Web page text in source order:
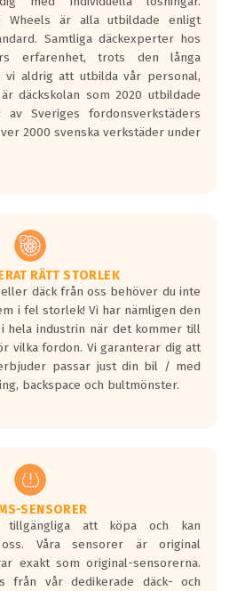
och F är den
ut för
där däcken
där det ligger
på
h brukar
det finnas
vågar. Hög
svarta vågor
påvisar om det är
år 2016.
vågor är redan
regelverk.
kommer vara
än det
2016.
Wheels är alla utbildade enligt
Samtliga däckexperter hos
erfarenhet, trots den långa
vi aldrig att utbilda vår personal,
däckskolan som 2020 utbildade
av Sveriges fordonsverkstäders
2000 svenska verkstäder under
RÄTT STORLEK
däck från oss behöver du inte
i fel storlek! Vi har nämligen den
hela industrin när det kommer till
vilka fordon. Vi garanterar dig att
passar just din bil / med
backspace och bultmönster.
SENSORER
tillgängliga att köpa och kan
Våra sensorer är original
exakt som original-sensorerna.
från vår dedikerade däck- och